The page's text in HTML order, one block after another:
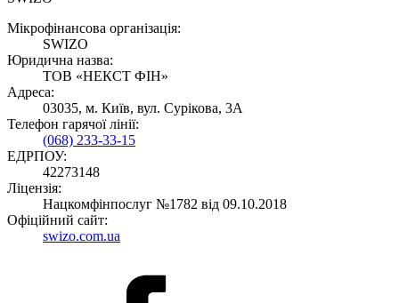
Мікрофінансова організація:
SWIZO
Юридична назва:
ТОВ «НЕКСТ ФІН»
Адреса:
03035, м. Київ, вул. Сурікова, 3А
Телефон гарячої лінії:
(068) 233-33-15
ЕДРПОУ:
42273148
Ліцензія:
Нацкомфінпослуг №1782 від 09.10.2018
Офіційний сайт:
swizo.com.ua